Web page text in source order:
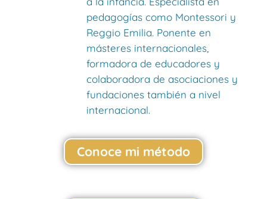
pedagogías como Montessori y
Reggio Emilia. Ponente en
másteres internacionales,
formadora de educadores y
colaboradora de asociaciones y
fundaciones también a nivel
internacional.
Conoce mi método